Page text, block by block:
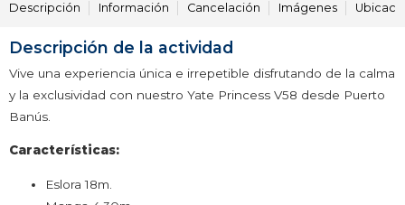
Descripción Información Cancelación Imágenes
Descripción de la actividad
Vive una experiencia única e irrepetible disfrutando de la calma
y la exclusividad con nuestro Yate Princess V58 desde Puerto
Banús.
Características:
Eslora 18m.